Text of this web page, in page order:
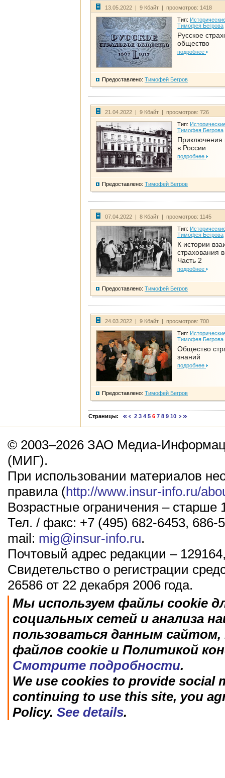
13.05.2022 | 9 Кбайт | просмотров: 1418
Тип:
Тимофея Бегрова
Русское
общество
подробнее
Предоставлено: Тимофей Бегров
21.04.2022 | 9 Кбайт | просмотров: 726
Тип:
Тимофея Бегрова
Приключения
в России
подробнее
Предоставлено: Тимофей Бегров
07.04.2022 | 8 Кбайт | просмотров: 1145
Тип:
Тимофея Бегрова
К истории
страхования
Часть 2
подробнее
Предоставлено: Тимофей Бегров
24.03.2022 | 9 Кбайт | просмотров: 700
Тип:
Тимофея Бегрова
Общество
знаний
подробнее
Предоставлено: Тимофей Бегров
Страницы: 2 3 4 5 6 7 8 9 10
© 2003–2026 ЗАО Медиа-
(МИГ).
При использовании материалов
правила (http://www.insur-info.ru/
Возрастные ограничения – старше
Тел. / факс: +7 (495) 682-6453, 686-
mail: mig@insur-info.ru.
Почтовый адрес редакции –
Свидетельство о регистрации
26586 от 22 декабря 2006 года.
Мы используем файлы cookie
социальных сетей и анализа
пользоваться данным
файлов cookie и Политикой
Смотрите подробности.
We use cookies to provide social
continuing to use this site, you
Policy. See details.